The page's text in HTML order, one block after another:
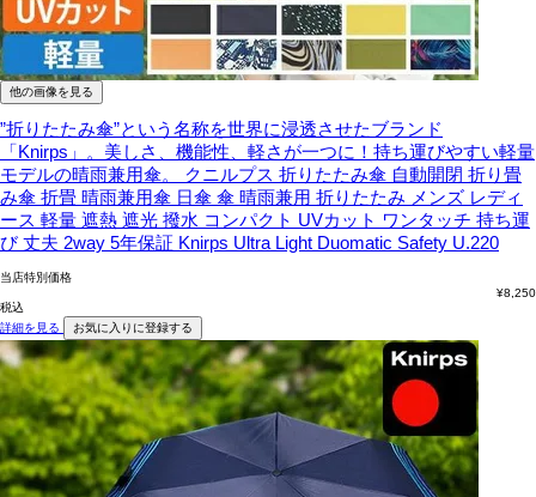
他の画像を見る
”折りたたみ傘”という名称を世界に浸透させたブランド
「Knirps」。美しさ、機能性、軽さが一つに！持ち運びやすい軽量
モデルの晴雨兼用傘。
クニルプス 折りたたみ傘 自動開閉 折り畳
み傘 折畳 晴雨兼用傘 日傘 傘 晴雨兼用 折りたたみ メンズ レディ
ース 軽量 遮熱 遮光 撥水 コンパクト UVカット ワンタッチ 持ち運
び 丈夫 2way 5年保証 Knirps Ultra Light Duomatic Safety U.220
当店特別価格
¥8,250
税込
詳細を見る
お気に入りに登録する